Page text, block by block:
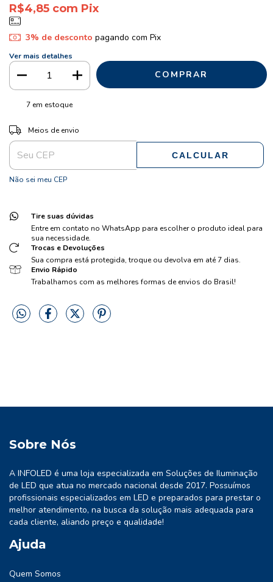
R$4,85 com Pix
3% de desconto pagando com Pix
Ver mais detalhes
7 em estoque
Entregas para o CEP:
Meios de envio
CALCULAR
Não sei meu CEP
Tire suas dúvidas
Entre em contato no WhatsApp para escolher o produto ideal para
sua necessidade.
Trocas e Devoluções
Sua compra está protegida, troque ou devolva em até 7 dias.
Envio Rápido
Trabalhamos com as melhores formas de envios do Brasil!
Sobre Nós
A INFOLED é uma loja especializada em Soluções de Iluminação
de LED que atua no mercado nacional desde 2017. Possuímos
profissionais especializados em LED e preparados para prestar o
melhor atendimento, na busca da solução mais adequada para
cada cliente, aliando preço e qualidade!
Ajuda
Quem Somos